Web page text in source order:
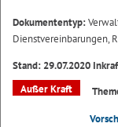
Dokumententyp:
Dienstvereinbarungen,
Stand: 29.07.2020
Außer Kraft